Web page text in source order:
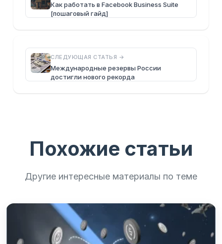
Как работать в Facebook Business Suite
[пошаговый гайд]
СЛЕДУЮЩАЯ СТАТЬЯ →
Международные резервы России
достигли нового рекорда
Похожие статьи
Другие интересные материалы по теме